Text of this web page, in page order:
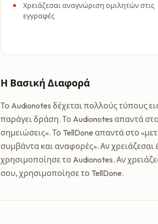
Χρειάζεσαι αναγνώριση ομιλητών στις
εγγραφές
Η Βασική Διαφορά
Το Audionotes δέχεται πολλούς τύπους
παράγει δράση. Το Audionotes απαντά
σημειώσεις». Το TellDone απαντά στο
συμβάντα και αναφορές». Αν
χρησιμοποίησε το Audionotes. Αν
σου, χρησιμοποίησε το TellDone.